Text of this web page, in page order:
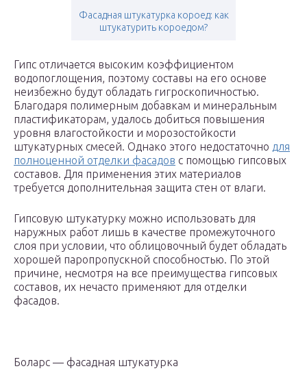
Фасадная штукатурка короед: как
штукатурить короедом?
Гипс отличается высоким коэффициентом
водопоглощения, поэтому составы на его основе
неизбежно будут обладать гигроскопичностью.
Благодаря полимерным добавкам и минеральным
пластификаторам, удалось добиться повышения
уровня влагостойкости и морозостойкости
штукатурных смесей. Однако этого недостаточно для
полноценной отделки фасадов с помощью гипсовых
составов. Для применения этих материалов
требуется дополнительная защита стен от влаги.
Гипсовую штукатурку можно использовать для
наружных работ лишь в качестве промежуточного
слоя при условии, что облицовочный будет обладать
хорошей паропропускной способностью. По этой
причине, несмотря на все преимущества гипсовых
составов, их нечасто применяют для отделки
фасадов.
Боларс — фасадная штукатурка